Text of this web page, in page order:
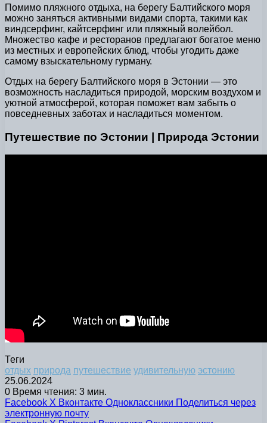
Помимо пляжного отдыха, на берегу Балтийского моря
можно заняться активными видами спорта, такими как
виндсерфинг, кайтсерфинг или пляжный волейбол.
Множество кафе и ресторанов предлагают богатое меню
из местных и европейских блюд, чтобы угодить даже
самому взыскательному гурману.
Отдых на берегу Балтийского моря в Эстонии — это
возможность насладиться природой, морским воздухом и
уютной атмосферой, которая поможет вам забыть о
повседневных заботах и насладиться моментом.
Путешествие по Эстонии | Природа Эстонии
Теги
отдых природа путешествие удивительную эстонию
25.06.2024
0 Время чтения: 3 мин.
Facebook X Вконтакте Одноклассники Поделиться через
электронную почту